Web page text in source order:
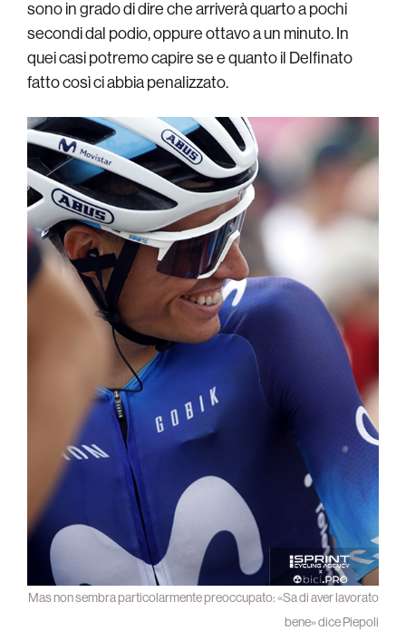
sono in grado di dire che arriverà quarto a pochi
secondi dal podio, oppure ottavo a un minuto. In
quei casi potremo capire se e quanto il Delfinato
fatto così ci abbia penalizzato.
Mas non sembra particolarmente preoccupato: «Sa di aver lavorato
bene» dice Piepoli